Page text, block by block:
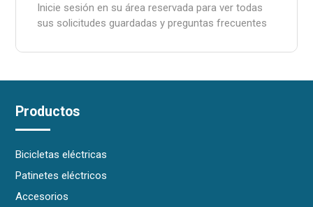
Inicie sesión en su área reservada para ver todas
sus solicitudes guardadas y preguntas frecuentes
Productos
Bicicletas eléctricas
Patinetes eléctricos
Accesorios